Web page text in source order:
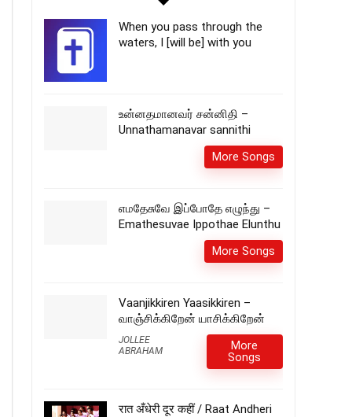
When you pass through the
waters, I [will be] with you
உன்னதமானவர் சன்னிதி –
Unnathamanavar sannithi
More Songs
எமதேசுவே இப்போதே எழுந்து –
Emathesuvae Ippothae Elunthu
More Songs
Vaanjikkiren Yaasikkiren –
வாஞ்சிக்கிறேன் யாசிக்கிறேன்
JOLLEE
ABRAHAM
More
Songs
रात अँधेरी दूर कहीं / Raat Andheri